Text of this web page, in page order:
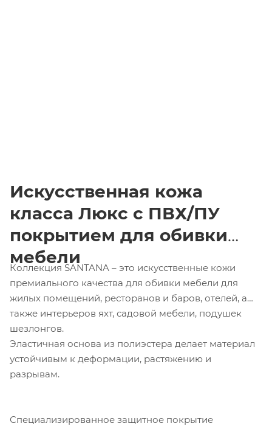
Искусственная кожа
класса Люкс c ПВХ/ПУ
покрытием для обивки
мебели
Коллекция SANTANA – это искусственные кожи
премиального качества для обивки мебели для
жилых помещений, ресторанов и баров, отелей, а
также интерьеров яхт, садовой мебели, подушек
шезлонгов.
Эластичная основа из полиэстера делает материал
устойчивым к деформации, растяжению и
разрывам.
Специализированное защитное покрытие